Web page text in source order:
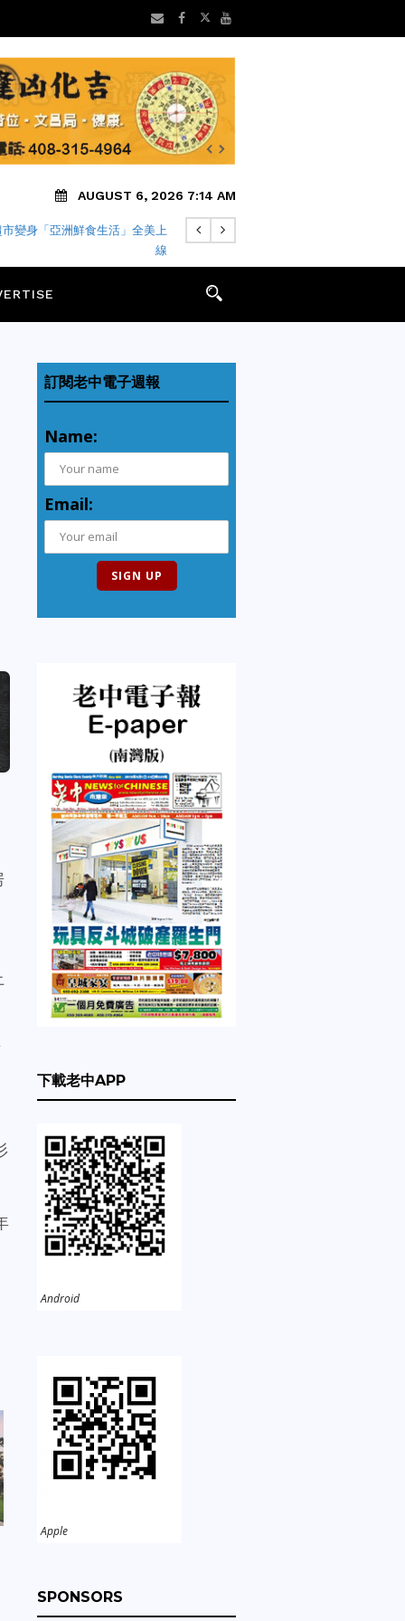
AUGUST 6, 2026 7:14 AM
方新聞8/5 矽谷早安 新聞摘要
訂閱老中電子週報
Name:
Email:
下載老中APP
Android
Apple
SPONSORS